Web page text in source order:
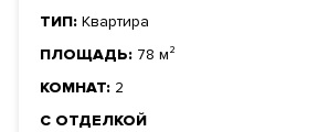
ТИП: Квартира
ПЛОЩАДЬ: 78 м²
КОМНАТ: 2
С ОТДЕЛКОЙ